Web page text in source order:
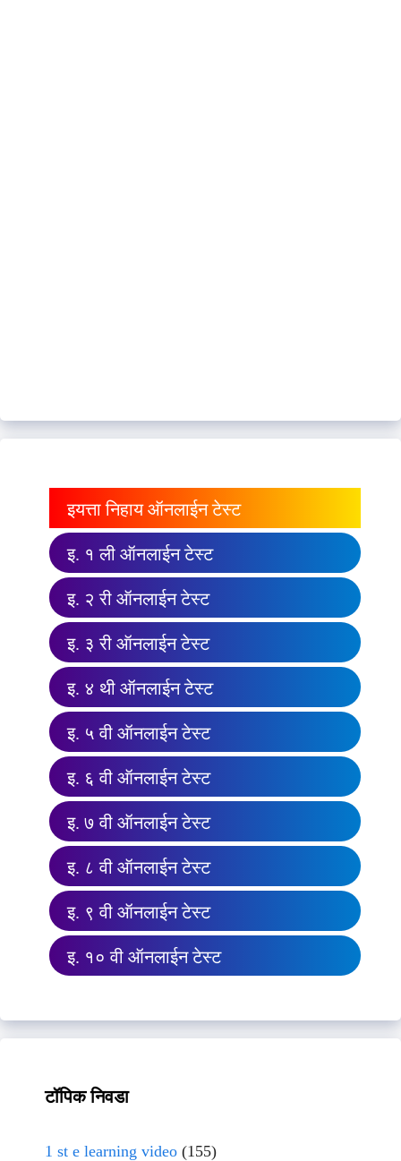
इयत्ता निहाय ऑनलाईन टेस्ट
इ. १ ली ऑनलाईन टेस्ट
इ. २ री ऑनलाईन टेस्ट
इ. ३ री ऑनलाईन टेस्ट
इ. ४ थी ऑनलाईन टेस्ट
इ. ५ वी ऑनलाईन टेस्ट
इ. ६ वी ऑनलाईन टेस्ट
इ. ७ वी ऑनलाईन टेस्ट
इ. ८ वी ऑनलाईन टेस्ट
इ. ९ वी ऑनलाईन टेस्ट
इ. १० वी ऑनलाईन टेस्ट
टॉपिक निवडा
1 st e learning video (155)